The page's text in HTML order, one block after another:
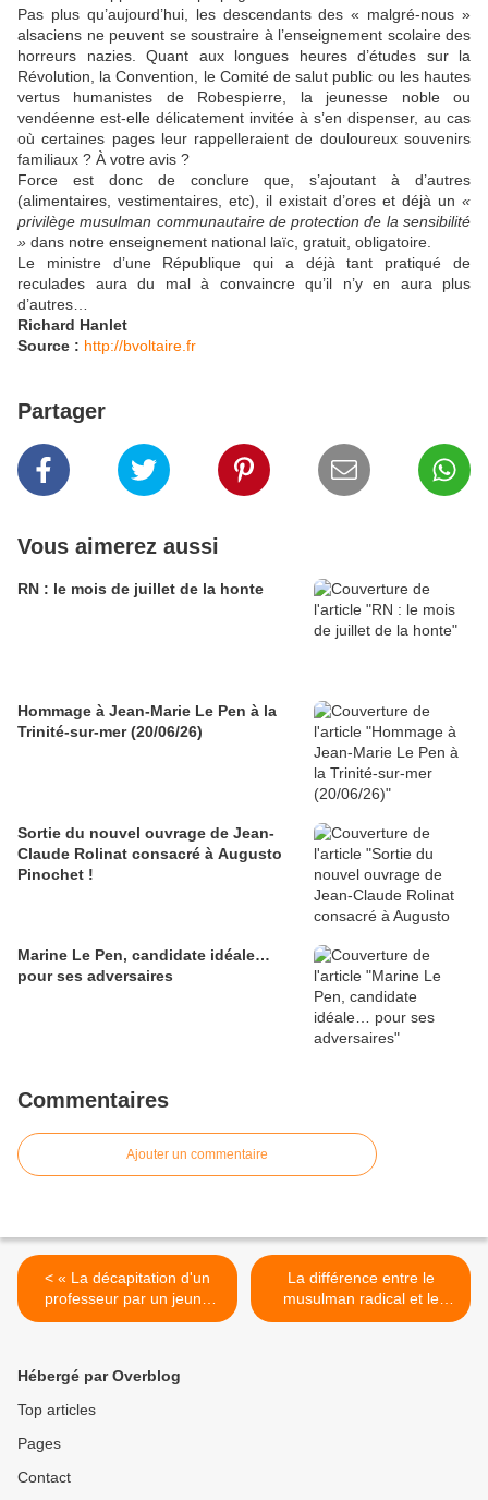
Pas plus qu’aujourd’hui, les descendants des « malgré-nous »
alsaciens ne peuvent se soustraire à l’enseignement scolaire des
horreurs nazies. Quant aux longues heures d’études sur la
Révolution, la Convention, le Comité de salut public ou les hautes
vertus humanistes de Robespierre, la jeunesse noble ou
vendéenne est-elle délicatement invitée à s’en dispenser, au cas
où certaines pages leur rappelleraient de douloureux souvenirs
familiaux ? À votre avis ?
Force est donc de conclure que, s’ajoutant à d’autres
(alimentaires, vestimentaires, etc), il existait d’ores et déjà un «
privilège musulman communautaire de protection de la sensibilité
» dans notre enseignement national laïc, gratuit, obligatoire.
Le ministre d’une République qui a déjà tant pratiqué de
reculades aura du mal à convaincre qu’il n’y en aura plus
d’autres…
Richard Hanlet
Source : http://bvoltaire.fr
Partager
Vous aimerez aussi
RN : le mois de juillet de la honte
Hommage à Jean-Marie Le Pen à la
Trinité-sur-mer (20/06/26)
Sortie du nouvel ouvrage de Jean-
Claude Rolinat consacré à Augusto
Pinochet !
Marine Le Pen, candidate idéale…
pour ses adversaires
Commentaires
Ajouter un commentaire
< « La décapitation d'un
professeur par un jeune
immigré est une
est faite contre la France »
La différence entre le
musulman radical et le
musulman modéré >
Hébergé par Overblog
Top articles
Pages
Contact